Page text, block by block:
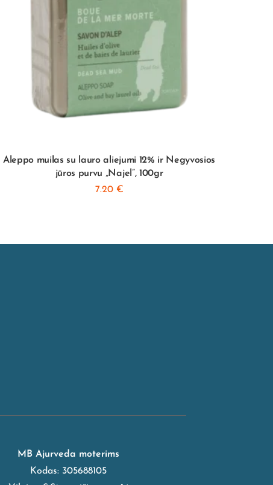
Aleppo muilas su lauro aliejumi 12% ir Negyvosios
jūros purvu „Najel”, 100gr
7.20 €
MB Ajurveda moterims
Kodas: 305688105